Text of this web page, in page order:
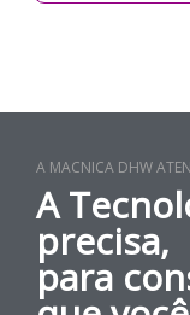
A MACNICA DHW
A
precisa,
para